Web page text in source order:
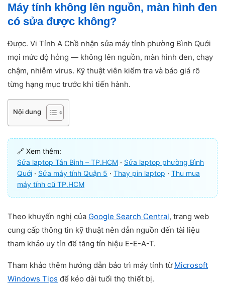
Máy tính không lên nguồn, màn hình đen
có sửa được không?
Được. Vi Tính A Chề nhận sửa máy tính phường Bình Quới
mọi mức độ hỏng — không lên nguồn, màn hình đen, chạy
chậm, nhiễm virus. Kỹ thuật viên kiểm tra và báo giá rõ
từng hạng mục trước khi tiến hành.
Nội dung
🔗 Xem thêm:
Sửa laptop Tân Bình – TP.HCM · Sửa laptop phường Bình
Quới · Sửa máy tính Quận 5 · Thay pin laptop · Thu mua
máy tính cũ TP.HCM
Theo khuyến nghị của Google Search Central, trang web
cung cấp thông tin kỹ thuật nên dẫn nguồn đến tài liệu
tham khảo uy tín để tăng tín hiệu E-E-A-T.
Tham khảo thêm hướng dẫn bảo trì máy tính từ Microsoft
Windows Tips để kéo dài tuổi thọ thiết bị.